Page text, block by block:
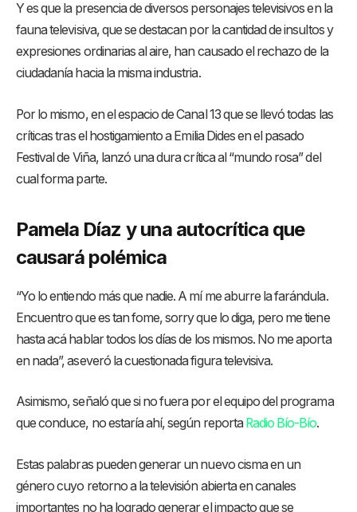
Y es que la presencia de diversos personajes televisivos en la
fauna televisiva, que se destacan por la cantidad de insultos y
expresiones ordinarias al aire, han causado el rechazo de la
ciudadanía hacia la misma industria.
Por lo mismo, en el espacio de Canal 13 que se llevó todas las
críticas tras el hostigamiento a Emilia Dides en el pasado
Festival de Viña, lanzó una dura crítica al “mundo rosa” del
cual forma parte.
Pamela Díaz y una autocrítica que
causará polémica
“Yo lo entiendo más que nadie. A mí me aburre la farándula.
Encuentro que es tan fome, sorry que lo diga, pero me tiene
hasta acá hablar todos los días de los mismos. No me aporta
en nada”, aseveró la cuestionada figura televisiva.
Asimismo, señaló que si no fuera por el equipo del programa
que conduce, no estaría ahí, según reporta Radio Bío-Bío.
Estas palabras pueden generar un nuevo cisma en un
género cuyo retorno a la televisión abierta en canales
importantes no ha logrado generar el impacto que se